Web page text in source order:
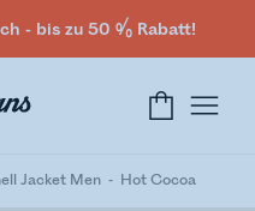
- bis zu 50 % Rabatt!
Jacket Men Hot Cocoa